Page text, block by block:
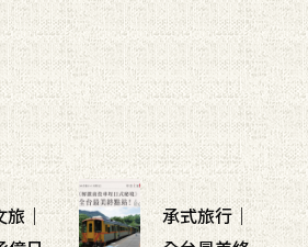
旅｜
承式旅行｜